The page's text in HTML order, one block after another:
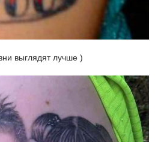
выглядят лучше )